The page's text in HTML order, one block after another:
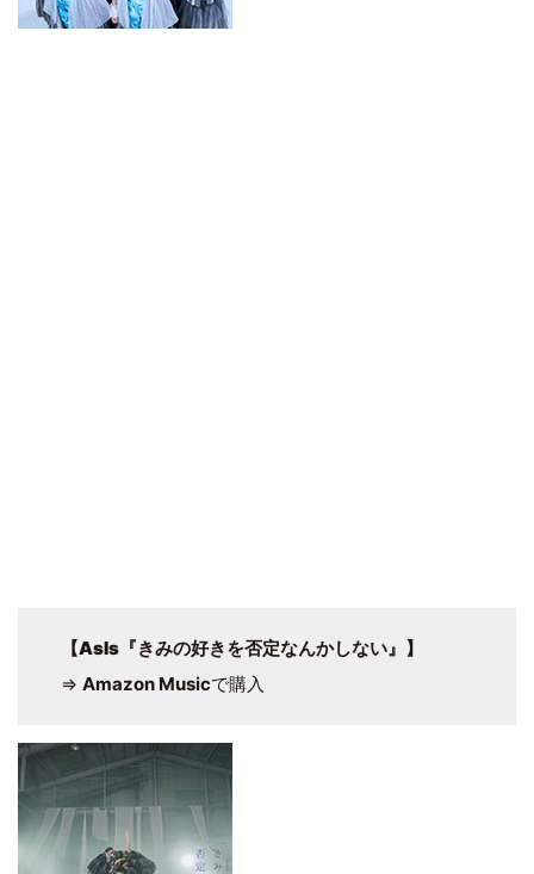
【AsIs『きみの好きを否定なんかしない』 】
⇒ Amazon Musicで購入